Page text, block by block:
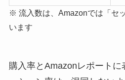
※ 流入数は、Amazonでは「セ
います
購入率とAmazonレポートに